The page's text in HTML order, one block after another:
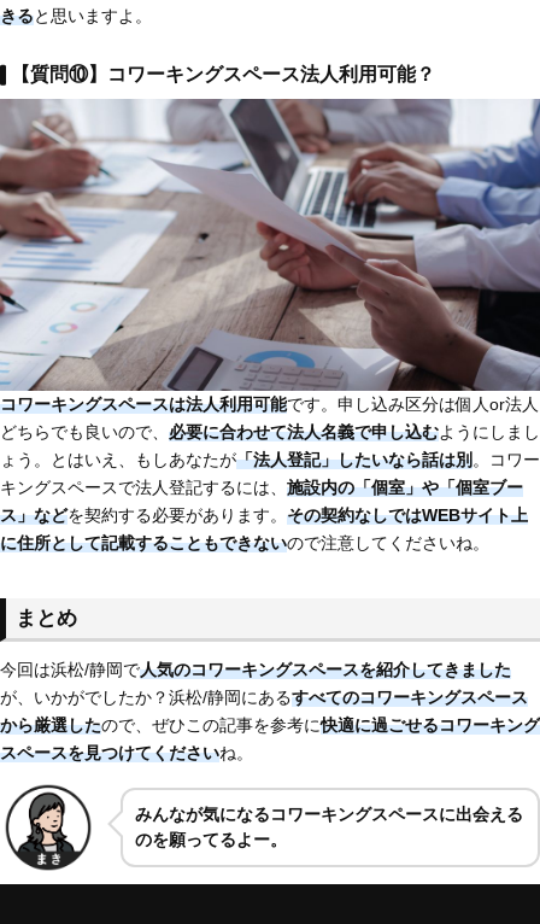
きると思いますよ。
【質問⑩】コワーキングスペース法人利用可能？
コワーキングスペースは法人利用可能です。申し込み区分は個人or法人
どちらでも良いので、 必要に合わせて法人名義で申し込むようにしまし
ょう。とはいえ、もしあなたが「法人登記」したいなら話は別。コワー
キングスペースで法人登記するには、 施設内の「個室」や「個室ブー
ス」などを契約する必要があります。 その契約なしではWEBサイト上
に住所として記載することもできないので注意してくださいね。
まとめ
今回は浜松/静岡で人気のコワーキングスペースを紹介してきました
が、いかがでしたか？浜松/静岡にあるすべてのコワーキングスペース
から厳選したので、ぜひこの記事を参考に快適に過ごせるコワーキング
スペースを見つけてくださいね。
みんなが気になるコワーキングスペースに出会える
のを願ってるよー。